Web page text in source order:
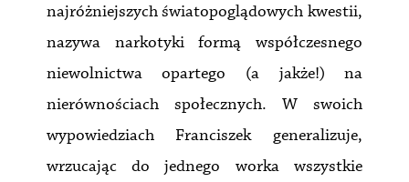
najróżniejszych światopoglądowych kwestii,
nazywa narkotyki formą współczesnego
niewolnictwa opartego (a jakże!) na
nierównościach społecznych. W swoich
wypowiedziach Franciszek generalizuje,
wrzucając do jednego worka wszystkie